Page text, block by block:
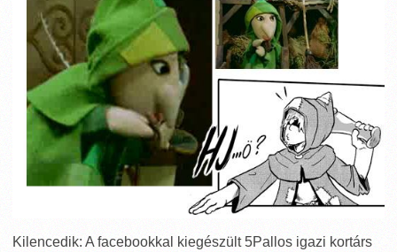
Kilencedik: A facebookkal kiegészült 5Pallos igazi kortárs